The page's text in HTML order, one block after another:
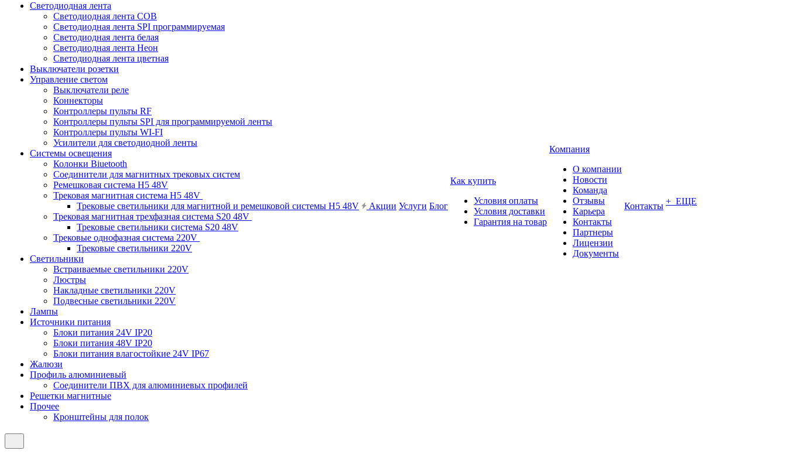
Светодиодная лента
Светодиодная лента COB
Светодиодная лента SPI программируемая
Светодиодная лента белая
Светодиодная лента Неон
Светодиодная лента цветная
Выключатели розетки
Управление светом
Выключатели реле
Коннекторы
Контроллеры пульты RF
Контроллеры пульты SPI для программируемой ленты
Контроллеры пульты WI-FI
Усилители для светодиодной ленты
Системы освещения
Колонки Biuetooth
Соединители для магнитных трековых систем
Ремешковая система H5 48V
Трековая магнитная система H5 48V
Трековые светильники для магнитной и ремешковой системы H5 48V
Трековая магнитная трехфазная система S20 48V
Трековые светильники система S20 48V
Трековые однофазная система 220V
Трековые светильники 220V
Светильники
Встраиваемые светильники 220V
Люстры
Накладные светильники 220V
Подвесные светильники 220V
Лампы
Источники питания
Блоки питания 24V IP20
Блоки питания 48V IP20
Блоки питания влагостойкие 24V IP67
Жалюзи
Профиль алюминиевый
Соединители ПВХ для алюминиевых профилей
Решетки магнитные
Прочее
Кронштейны для полок
Акции Услуги Блог
Как купить
Условия оплаты
Условия доставки
Гарантия на товар
Компания
О компании
Новости
Команда
Отзывы
Карьера
Контакты
Партнеры
Лицензии
Документы
Контакты + ЕЩЕ